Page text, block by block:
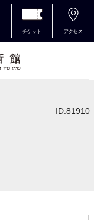
チケット アクセス
ID:81910